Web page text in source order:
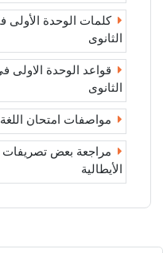
كلمات الوحدة الأولى
الثانوى
قواعد الوحدة الاولى
الثانوى
مواصفات امتحان اللغة
مراجعة بعض تصريفات
الأيطالية